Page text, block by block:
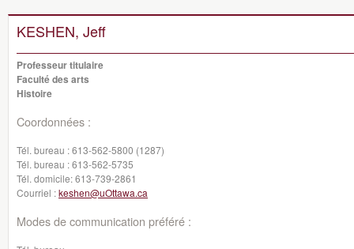
KESHEN, Jeff
Professeur titulaire
Faculté des arts
Histoire
Coordonnées :
Tél. bureau :613-562-5800 (1287)
Tél. bureau :613-562-5735
Tél. domicile:613-739-2861
Courriel :keshen@uOttawa.ca
Modes de communication préféré :